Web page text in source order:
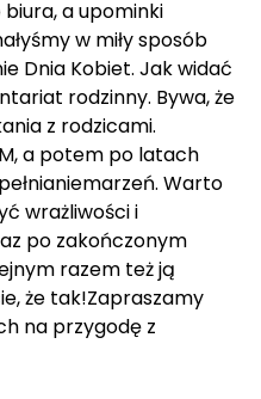
a upominki
w miły sposób
Dnia Kobiet. Jak widać
rodzinny. Bywa, że
z rodzicami.
a potem po latach
Warto
wrażliwości i
po zakończonym
razem też ją
że tak!Zapraszamy
na przygodę z